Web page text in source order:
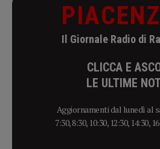
Il Giornale Radio di
CLICCA E
LE ULTIME
Aggiornamenti dal lunedì al
7:30, 8:30, 10:30, 12:30, 14:30,